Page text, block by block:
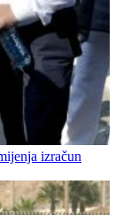
izračun